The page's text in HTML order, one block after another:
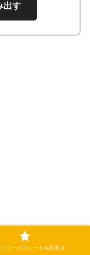
出す
バシーポリシー＆免責事項